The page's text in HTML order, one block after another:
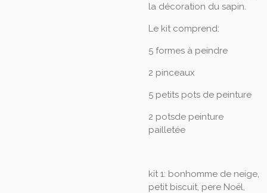
la décoration du sapin.
Le kit comprend:
5 formes à peindre
2 pinceaux
5 petits pots de peinture
2 potsde peinture
pailletée
kit 1: bonhomme de neige,
petit biscuit, pere Noël,